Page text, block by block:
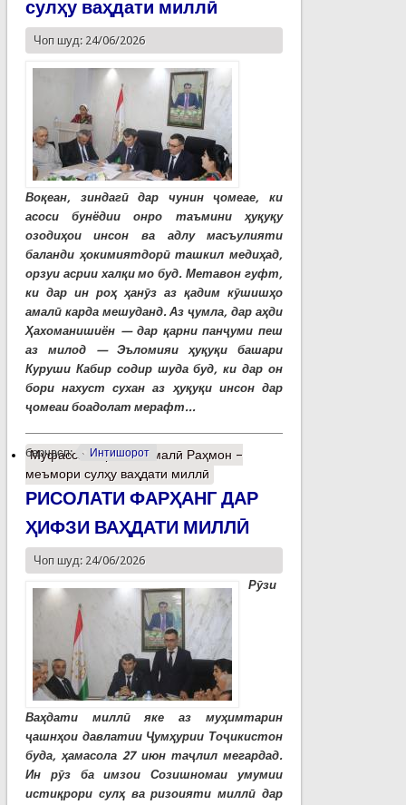
сулҳу ваҳдати миллӣ
Чоп шуд: 24/06/2026
Воқеан, зиндагӣ дар чунин ҷомеае, ки
асоси бунёдии онро таъмини ҳуқуқу
озодиҳои инсон ва адлу масъулияти
баланди ҳокимиятдорӣ ташкил медиҳад,
орзуи асрии халқи мо буд. Метавон гуфт,
ки дар ин роҳ ҳанӯз аз қадим кӯшишҳо
амалӣ карда мешуданд. Аз ҷумла, дар аҳди
Ҳахоманишиён — дар қарни панҷуми пеш
аз милод — Эъломияи ҳуқуқи башари
Куруши Кабир содир шуда буд, ки дар он
бори нахуст сухан аз ҳуқуқи инсон дар
ҷомеаи боадолат мерафт...
барчасп: Интишорот
Муфассалтаро Эмомалӣ Раҳмон –
меъмори сулҳу ваҳдати миллӣ
РИСОЛАТИ ФАРҲАНГ ДАР
ҲИФЗИ ВАҲДАТИ МИЛЛӢ
Чоп шуд: 24/06/2026
Рӯзи
Ваҳдати миллӣ яке аз муҳимтарин
ҷашнҳои давлатии Ҷумҳурии Тоҷикистон
буда, ҳамасола 27 июн таҷлил мегардад.
Ин рӯз ба имзои Созишномаи умумии
истиқрори сулҳ ва ризоияти миллӣ дар